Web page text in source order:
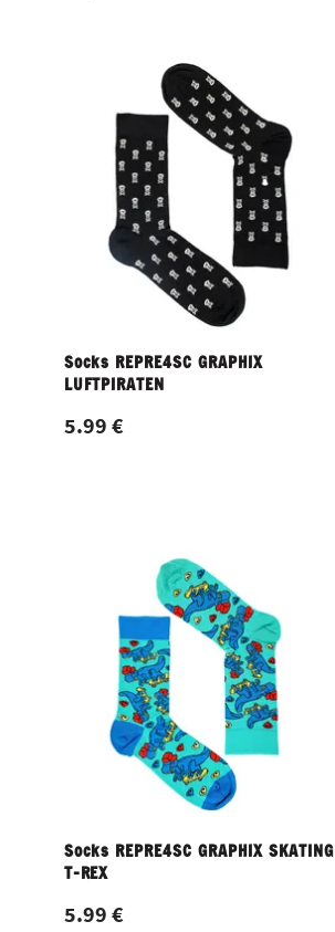
Socks REPRE4SC GRAPHIX
LUFTPIRATEN
5.99 €
Socks REPRE4SC GRAPHIX SKATING
T-REX
5.99 €